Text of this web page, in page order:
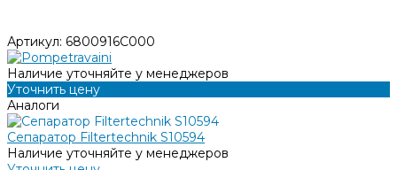
Артикул: 6800916C000
Наличие уточняйте у менеджеров
Уточнить цену
Аналоги
Сепаратор Filtertechnik S10594
Наличие уточняйте у менеджеров